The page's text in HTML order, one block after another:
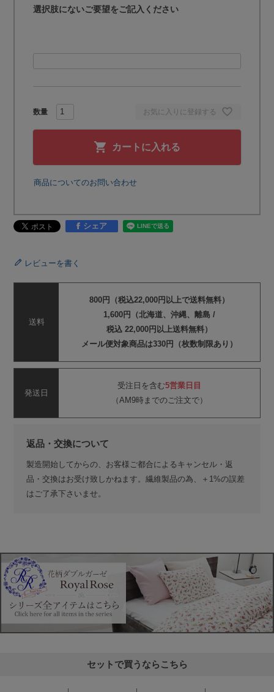
お気に入りに登録する
カートに入れる
選択肢にないご要望をご記入ください
商品についてのお問い合わせ
シェア
レビューを書く
送料
800円（税込22,000円以上で送料無料）
1,600円（北海道、沖縄、離島 /
税込 22,000円以上送料無料）
メール便対象商品は330円（枚数制限あり）
発送日
受注日を含む5営業日目
（AM9時までのご注文で）
返品・交換について
製造開始してからの、お客様ご都合によるキャンセル・返
品・交換はお受け致しかねます。繊維製品の為、＋1%の誤差
はご了承下さいませ。
セットで買うならこちら